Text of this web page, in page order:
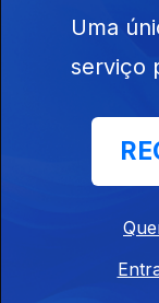
Uma
serviço